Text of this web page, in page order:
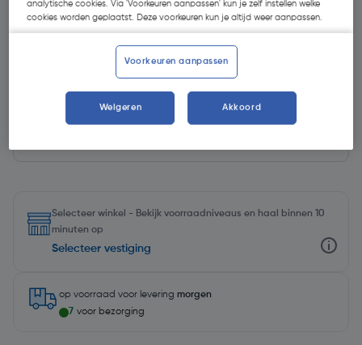
| Excl. btw € 11,23
Kies productvariant
Selecteer winkel - Bekijk voorraadniveaus en haal binnen 10
minuten op
Selecteer vestiging
op voorraad voor levering morgen
7 voor bezorging
analytische cookies. Via 'Voorkeuren aanpassen' kun je zelf instellen welke
cookies worden geplaatst. Deze voorkeuren kun je altijd weer aanpassen.
Voorkeuren aanpassen
Weigeren Akkoord